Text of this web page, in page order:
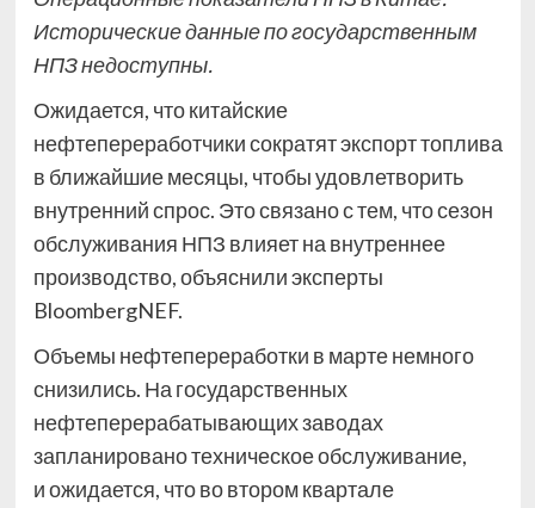
Исторические данные по государственным
НПЗ недоступны.
Ожидается, что китайские
нефтепереработчики сократят экспорт топлива
в ближайшие месяцы, чтобы удовлетворить
внутренний спрос. Это связано с тем, что сезон
обслуживания НПЗ влияет на внутреннее
производство, объяснили эксперты
BloombergNEF.
Объемы нефтепереработки в марте немного
снизились. На государственных
нефтеперерабатывающих заводах
запланировано техническое обслуживание,
и ожидается, что во втором квартале